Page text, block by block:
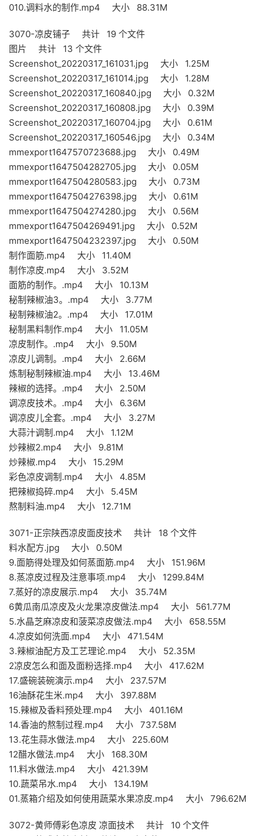
010.调料水的制作.mp4 大小 88.31M
3070-凉皮铺子 共计 19 个文件
图片 共计 13 个文件
Screenshot_20220317_161031.jpg 大小 1.25M
Screenshot_20220317_161014.jpg 大小 1.28M
Screenshot_20220317_160840.jpg 大小 0.32M
Screenshot_20220317_160808.jpg 大小 0.39M
Screenshot_20220317_160704.jpg 大小 0.61M
Screenshot_20220317_160546.jpg 大小 0.34M
mmexport1647570723688.jpg 大小 0.49M
mmexport1647504282705.jpg 大小 0.05M
mmexport1647504280583.jpg 大小 0.73M
mmexport1647504276398.jpg 大小 0.61M
mmexport1647504274280.jpg 大小 0.56M
mmexport1647504269491.jpg 大小 0.52M
mmexport1647504232397.jpg 大小 0.50M
制作面筋.mp4 大小 11.40M
制作凉皮.mp4 大小 3.52M
面筋的制作。.mp4 大小 10.13M
秘制辣椒油3。.mp4 大小 3.77M
秘制辣椒油2。.mp4 大小 17.01M
秘制黑料制作.mp4 大小 11.05M
凉皮制作。.mp4 大小 9.50M
凉皮儿调制。.mp4 大小 2.66M
炼制秘制辣椒油.mp4 大小 13.46M
辣椒的选择。.mp4 大小 2.50M
调凉皮技术。.mp4 大小 6.36M
调凉皮儿全套。.mp4 大小 3.27M
大蒜汁调制.mp4 大小 1.12M
炒辣椒2.mp4 大小 9.81M
炒辣椒.mp4 大小 15.29M
彩色凉皮调制.mp4 大小 4.85M
把辣椒捣碎.mp4 大小 5.45M
熬制料油.mp4 大小 12.71M
3071-正宗陕西凉皮面皮技术 共计 18 个文件
料水配方.jpg 大小 0.50M
9.面筋得处理及如何蒸面筋.mp4 大小 151.96M
8.蒸凉皮过程及注意事项.mp4 大小 1299.84M
7.蒸好的凉皮展示.mp4 大小 35.74M
6黄瓜南瓜凉皮及火龙果凉皮做法.mp4 大小 561.77M
5.水晶芝麻凉皮和菠菜凉皮做法.mp4 大小 658.55M
4.凉皮如何洗面.mp4 大小 471.54M
3.辣椒油配方及工艺理论.mp4 大小 52.35M
2凉皮怎么和面及面粉选择.mp4 大小 417.62M
17.盛碗装碗演示.mp4 大小 237.57M
16油酥花生米.mp4 大小 397.88M
15.辣椒及香料预处理.mp4 大小 401.16M
14.香油的熬制过程.mp4 大小 737.58M
13.花生蒜水做法.mp4 大小 225.60M
12醋水做法.mp4 大小 168.30M
11.料水做法.mp4 大小 421.39M
10.蔬菜吊水.mp4 大小 134.19M
01.蒸箱介绍及如何使用蔬菜水果凉皮.mp4 大小 796.62M
3072-黄师傅彩色凉皮 凉面技术 共计 10 个文件